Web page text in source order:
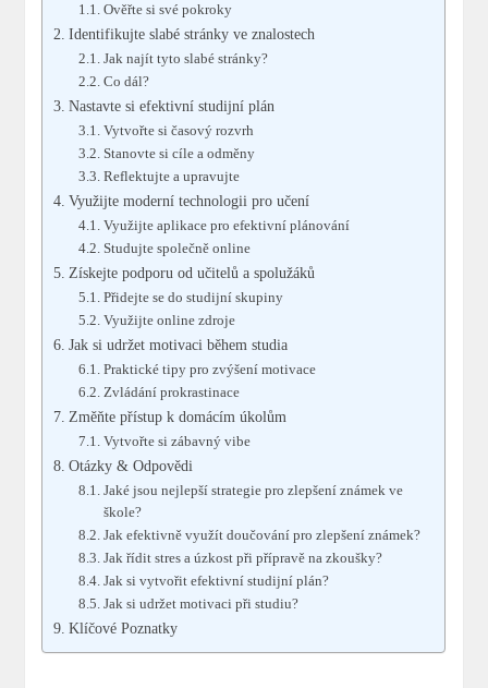
Ověřte si své pokroky
Identifikujte slabé stránky ve znalostech
Jak najít tyto slabé stránky?
Co dál?
Nastavte si efektivní studijní plán
Vytvořte si časový rozvrh
Stanovte si cíle a odměny
Reflektujte a upravujte
Využijte moderní technologii pro učení
Využijte aplikace pro efektivní plánování
Studujte společně online
Získejte podporu od učitelů a spolužáků
Přidejte se do studijní skupiny
Využijte online zdroje
Jak si udržet motivaci během studia
Praktické tipy pro zvýšení motivace
Zvládání prokrastinace
Změňte přístup k domácím úkolům
Vytvořte si zábavný vibe
Otázky & Odpovědi
Jaké jsou nejlepší strategie pro zlepšení známek ve
škole?
Jak efektivně využít doučování pro zlepšení známek?
Jak řídit stres a úzkost při přípravě na zkoušky?
Jak si vytvořit efektivní studijní plán?
Jak si udržet motivaci při studiu?
Klíčové Poznatky